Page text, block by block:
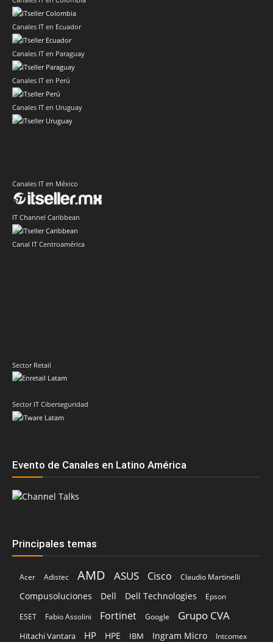
Canales IT en Ecuador
Canales IT en Paraguay
Canales IT en Perú
Canales IT en Uruguay
Canales IT en México
IT Channel Caribbean
Canal IT Centroamérica
Sector Retail
Sector IT Ciberseguridad
Evento de Canales en Latino América
Principales temas
Acer Adistec AMD ASUS Cisco Claudio Martinelli
Compusoluciones Dell Dell Technologies
Epson
ESET
Fabio Assolini Fortinet Google Grupo CVA
Hitachi Vantara HP HPE IBM Ingram Micro Intcomex